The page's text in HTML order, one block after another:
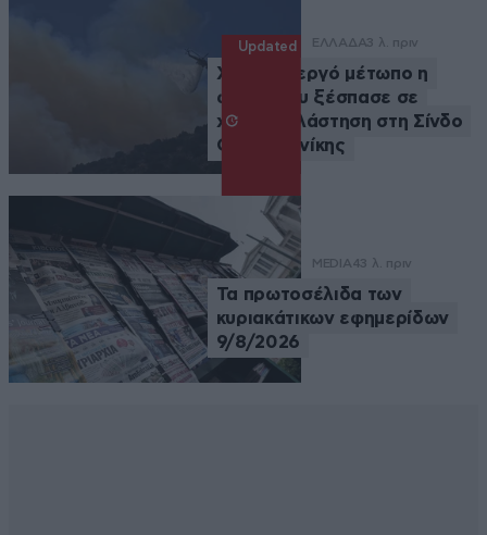
Updated ΕΛΛΑΔΑ3 λ. πριν
Χωρίς ενεργό μέτωπο η
φωτιά που ξέσπασε σε
χαμηλή βλάστηση στη Σίνδο
Θεσσαλονίκης
MEDIA43 λ. πριν
Τα πρωτοσέλιδα των
κυριακάτικων εφημερίδων
9/8/2026